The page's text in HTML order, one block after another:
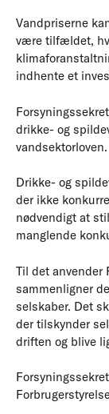
Vandpriserne
være tilfældet,
indhente et
drikke- og
vandsektorloven.
Drikke- og
der ikke
nødvendigt at
manglende
Til det anvender
sammenligner
selskaber. Det
der tilskynder
driften og blive